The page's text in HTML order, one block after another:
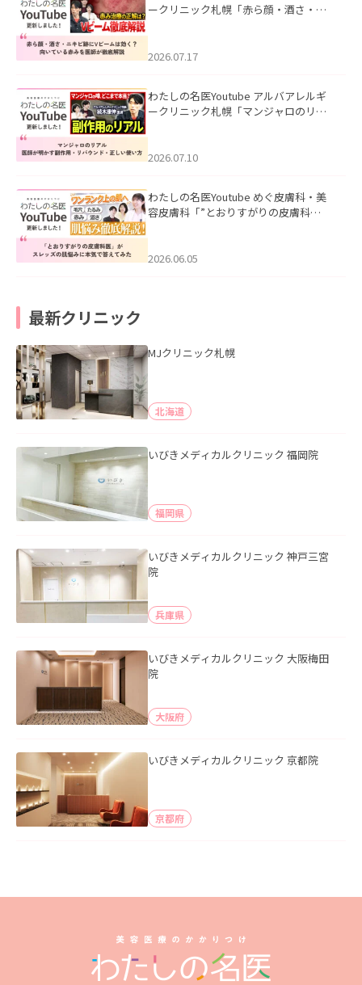
ークリニック札幌「赤ら顔・酒さ・ニ
した。
2026.07.17
わたしの名医Youtube アルバアレルギ
ークリニック札幌「マンジャロのリア
た。
2026.07.10
わたしの名医Youtube めぐ皮膚科・美
容皮膚科「”とおりすがりの皮膚科
2026.06.05
最新クリニック
MJクリニック札幌
北海道
いびきメディカルクリニック 福岡院
福岡県
いびきメディカルクリニック 神戸三宮
院
兵庫県
いびきメディカルクリニック 大阪梅田
院
大阪府
いびきメディカルクリニック 京都院
京都府